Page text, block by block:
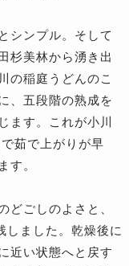
シンプル。そして
杉美林から湧き出
の稲庭うどんのこ
、五段階の熟成を
ます。これが小川
茹で上がりが早
す。
どごしのよさと、
しました。乾燥後に
近い状態へと戻す